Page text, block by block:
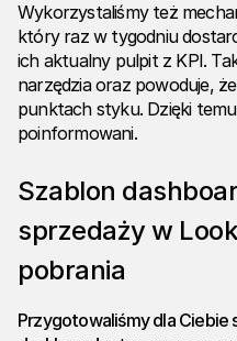
Wykorzystaliśmy też
który raz w tygodniu
ich aktualny pulpit z KPI.
narzędzia oraz powoduje,
punktach styku. Dzięki
poinformowani.
Szablon
sprzedaży w
pobrania
Przygotowaliśmy dla